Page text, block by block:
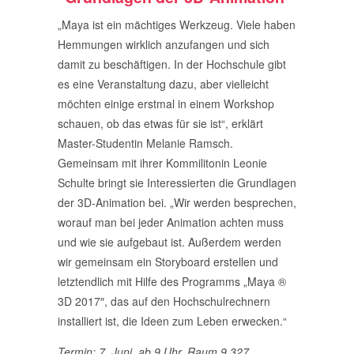
„Maya ist ein mächtiges Werkzeug. Viele haben
Hemmungen wirklich anzufangen und sich
damit zu beschäftigen. In der Hochschule gibt
es eine Veranstaltung dazu, aber vielleicht
möchten einige erstmal in einem Workshop
schauen, ob das etwas für sie ist“, erklärt
Master-Studentin Melanie Ramsch.
Gemeinsam mit ihrer Kommilitonin Leonie
Schulte bringt sie Interessierten die Grundlagen
der 3D-Animation bei. „Wir werden besprechen,
worauf man bei jeder Animation achten muss
und wie sie aufgebaut ist. Außerdem werden
wir gemeinsam ein Storyboard erstellen und
letztendlich mit Hilfe des Programms „Maya ®
3D 2017″, das auf den Hochschulrechnern
installiert ist, die Ideen zum Leben erwecken.“